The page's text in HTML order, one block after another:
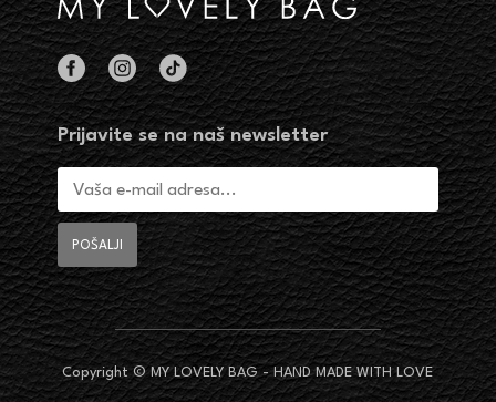
Prijavite se na naš newsletter
Copyright © MY LOVELY BAG - HAND MADE WITH LOVE